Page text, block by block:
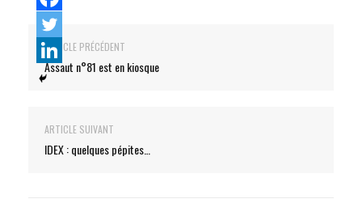
ARTICLE PRÉCÉDENT
Assaut n°81 est en kiosque
ARTICLE SUIVANT
IDEX : quelques pépites…